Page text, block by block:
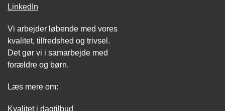
LinkedIn
Vi arbejder løbende med vores
kvalitet, tilfredshed og trivsel.
Det gør vi i samarbejde med
forældre og børn.
Læs mere om:
Kvalitet i dagtilbud